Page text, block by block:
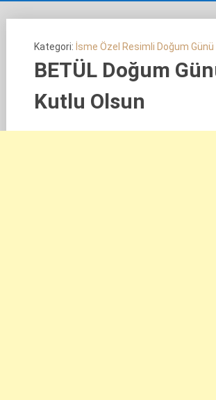
Kategori: İsme Özel Resimli Doğum
BETÜL Doğum
Kutlu Olsun